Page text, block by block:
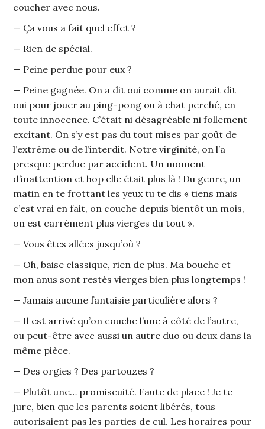
coucher avec nous.
— Ça vous a fait quel effet ?
— Rien de spécial.
— Peine perdue pour eux ?
— Peine gagnée. On a dit oui comme on aurait dit
oui pour jouer au ping-pong ou à chat perché, en
toute innocence. C’était ni désagréable ni follement
excitant. On s’y est pas du tout mises par goût de
l’extrême ou de l’interdit. Notre virginité, on l’a
presque perdue par accident. Un moment
d’inattention et hop elle était plus là ! Du genre, un
matin en te frottant les yeux tu te dis « tiens mais
c’est vrai en fait, on couche depuis bientôt un mois,
on est carrément plus vierges du tout ».
— Vous êtes allées jusqu’où ?
— Oh, baise classique, rien de plus. Ma bouche et
mon anus sont restés vierges bien plus longtemps !
— Jamais aucune fantaisie particulière alors ?
— Il est arrivé qu’on couche l’une à côté de l’autre,
ou peut-être avec aussi un autre duo ou deux dans la
même pièce.
— Des orgies ? Des partouzes ?
— Plutôt une… promiscuité. Faute de place ! Je te
jure, bien que les parents soient libérés, tous
autorisaient pas les parties de cul. Les horaires pour